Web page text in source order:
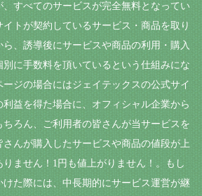
すべてのサービスが完全無料となってい
トが契約しているサービス・商品を取り
、誘導後にサービスや商品の利用・購入
に手数料を頂いているという仕組みにな
ジの場合にはジェイテックスの公式サイ
利益を得た場合に、オフィシャル企業から
ろん、ご利用者の皆さんが当サービスを
んが購入したサービスや商品の値段が上
ません！1円も値上がりません！。もし
た際には、中長期的にサービス運営が継